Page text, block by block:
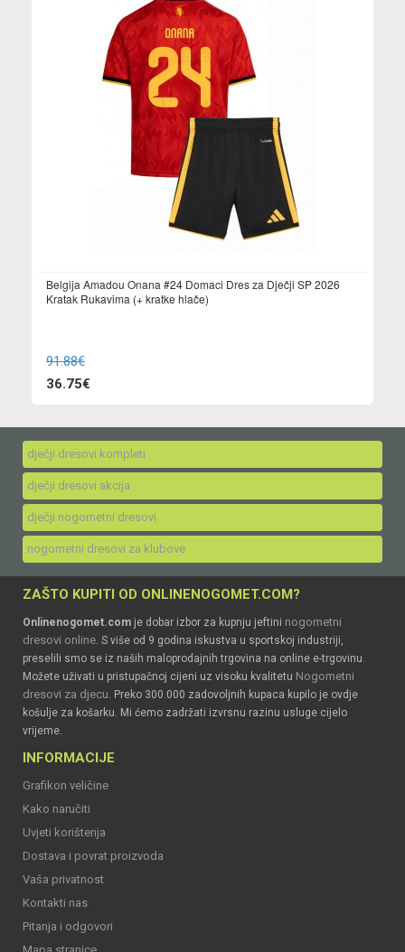
Belgija Amadou Onana #24 Domaci Dres za Dječji SP 2026
Kratak Rukavima (+ kratke hlače)
91.88€
36.75€
dječji dresovi kompleti
dječji dresovi akcija
dječji nogometni dresovi
nogometni dresovi za klubove
ZAŠTO KUPITI OD ONLINENOGOMET.COM?
Onlinenogomet.com je dobar izbor za kupnju jeftini nogometni
dresovi online. S više od 9 godina iskustva u sportskoj industriji,
preselili smo se iz naših maloprodajnih trgovina na online e-trgovinu.
Možete uživati u pristupačnoj cijeni uz visoku kvalitetu Nogometni
dresovi za djecu. Preko 300.000 zadovoljnih kupaca kupilo je ovdje
košulje za košarku. Mi ćemo zadržati izvrsnu razinu usluge cijelo
vrijeme.
INFORMACIJE
Grafikon veličine
Kako naručiti
Uvjeti korištenja
Dostava i povrat proizvoda
Vaša privatnost
Kontakti nas
Pitanja i odgovori